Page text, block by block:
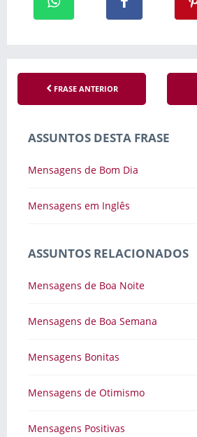
FRASE ANTERIOR
ASSUNTOS DESTA FRASE
Mensagens de Bom Dia
Mensagens em Inglês
ASSUNTOS RELACIONADOS
Mensagens de Boa Noite
Mensagens de Boa Semana
Mensagens Bonitas
Mensagens de Otimismo
Mensagens Positivas